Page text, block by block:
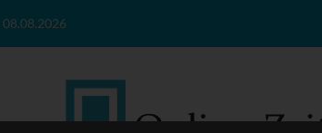
08.08.2026